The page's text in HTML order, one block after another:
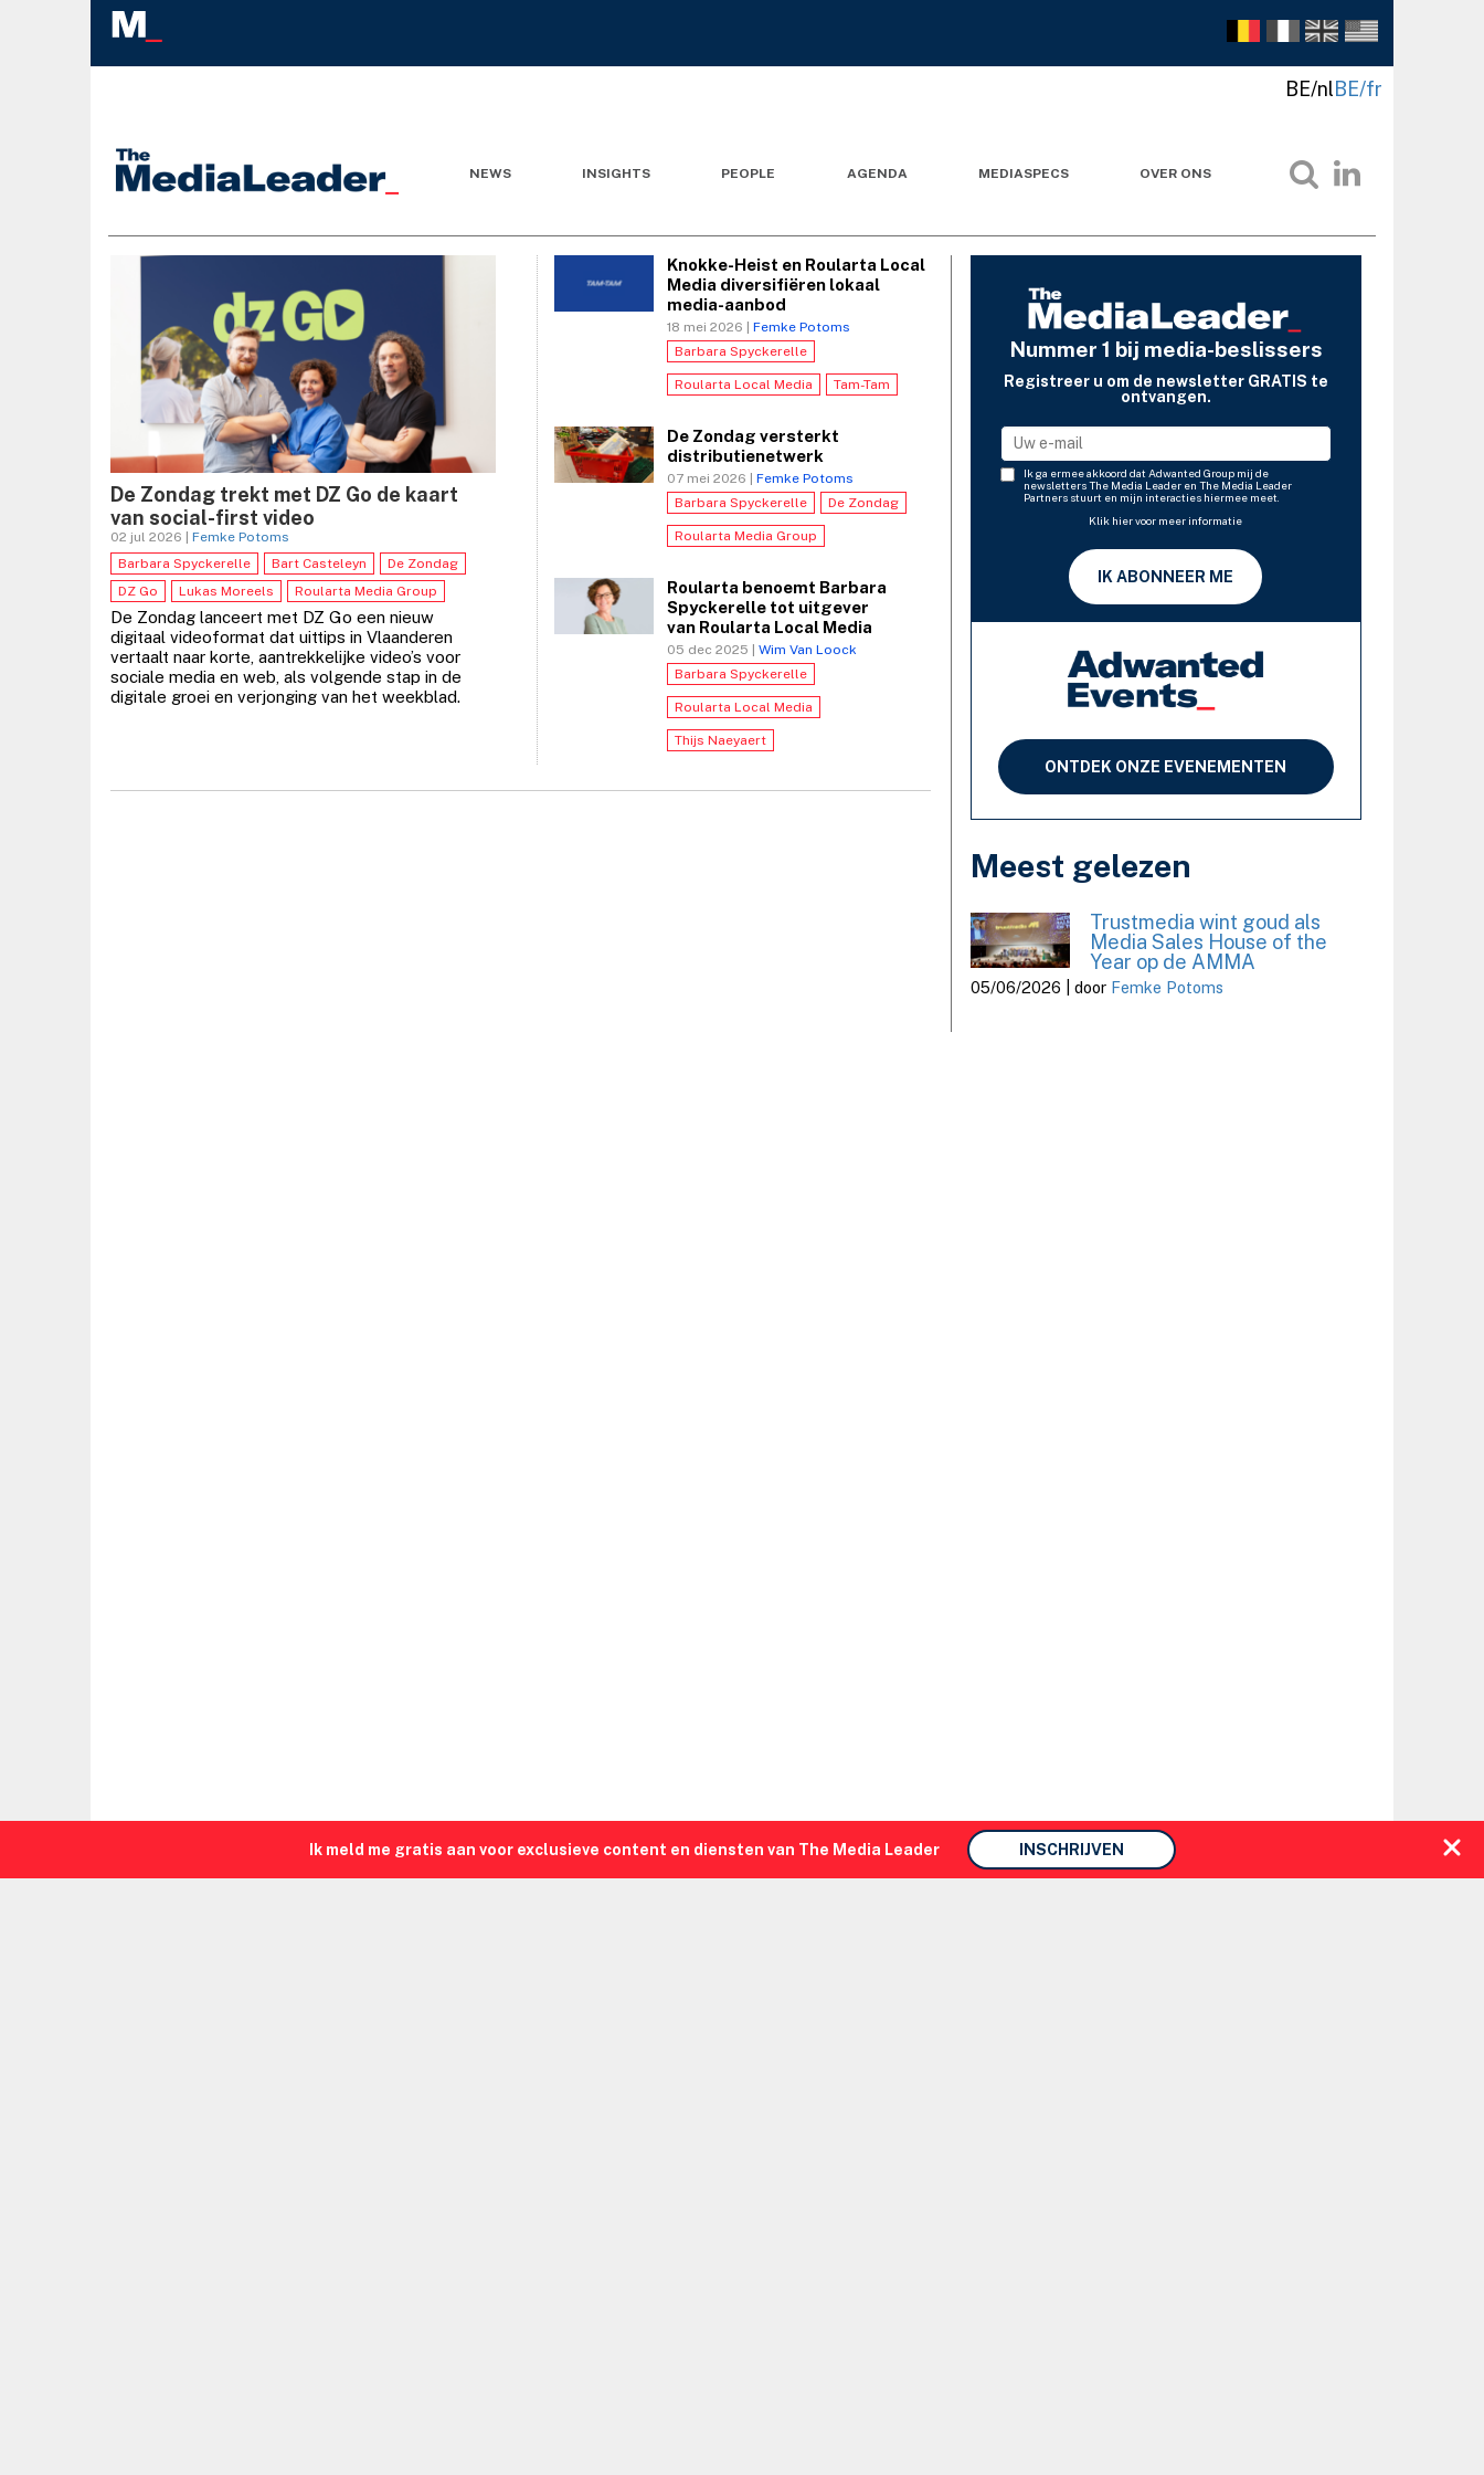
BE/nlBE/fr
NEWS INSIGHTS PEOPLE AGENDA MEDIASPECS OVER ONS
De Zondag trekt met DZ Go de kaart
van social-first video
02 jul 2026 | Femke Potoms
Barbara Spyckerelle
Bart Casteleyn
De Zondag
DZ Go
Lukas Moreels Roularta Media Group
De Zondag lanceert met DZ Go een nieuw
digitaal videoformat dat uittips in Vlaanderen
vertaalt naar korte, aantrekkelijke video’s voor
sociale media en web, als volgende stap in de
digitale groei en verjonging van het weekblad.
Knokke-Heist en Roularta Local
Media diversifiëren lokaal
media-aanbod
18 mei 2026 | Femke Potoms
Barbara Spyckerelle
Roularta Local Media Tam-Tam
De Zondag versterkt
distributienetwerk
07 mei 2026 | Femke Potoms
Barbara Spyckerelle
De Zondag
Roularta Media Group
Roularta benoemt Barbara
Spyckerelle tot uitgever
van Roularta Local Media
05 dec 2025 | Wim Van Loock
Barbara Spyckerelle
Roularta Local Media
Thijs Naeyaert
Nummer 1 bij media-beslissers
Registreer u om de newsletter GRATIS te
ontvangen.
Ik ga ermee akkoord dat Adwanted Group mij de
newsletters The Media Leader en The Media Leader
Partners stuurt en mijn interacties hiermee meet.
Klik hier voor meer informatie
IK ABONNEER ME
ONTDEK ONZE EVENEMENTEN
Meest gelezen
Trustmedia wint goud als
Media Sales House of the
Year op de AMMA
05/06/2026 | door Femke Potoms
Ik meld me gratis aan voor exclusieve content en diensten van The Media Leader INSCHRIJVEN